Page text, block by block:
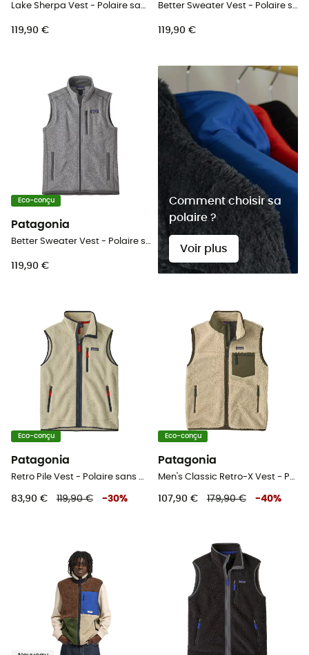
Lake Sherpa Vest - Polaire sans manches homme
119,90 €
Better Sweater Vest - Polaire sans manches homme
119,90 €
Eco-conçu
Patagonia
Better Sweater Vest - Polaire sans manches homme
119,90 €
Comment choisir sa
polaire ?
Voir plus
Eco-conçu
Patagonia
Retro Pile Vest - Polaire sans manches homme
83,90 € 119,90 € -30%
Eco-conçu
Patagonia
Men's Classic Retro-X Vest - Polaire sans manches homme
107,90 € 179,90 € -40%